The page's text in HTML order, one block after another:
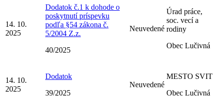
14. 10.
2025
Dodatok č.1 k dohode o
poskytnutí príspevku
podľa §54 zákona č.
5/2004 Z.z.
40/2025
Neuvedené
Úrad práce,
soc. vecí a
rodiny
Obec Lučivná
14. 10.
2025
Dodatok
39/2025
Neuvedené
MESTO SVIT
Obec Lučivná